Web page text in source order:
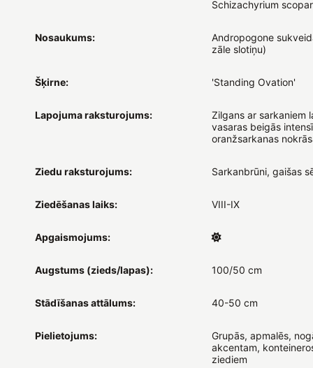
Schizachyrium
Nosaukums:
Andropogone
zāle slotiņu)
Šķirne: 'Standing Ovation'
Lapojuma raksturojums:
Zilgans ar sarkaniem
vasaras beigās
oranžsarkanas
Ziedu raksturojums: Sarkanbrūni, gaišas
Ziedēšanas laiks: VIII-IX
Apgaismojums:
Augstums (zieds/lapas): 100/50 cm
Stādīšanas attālums: 40-50 cm
Pielietojums:
Grupās, apmalēs,
akcentam,
ziediem